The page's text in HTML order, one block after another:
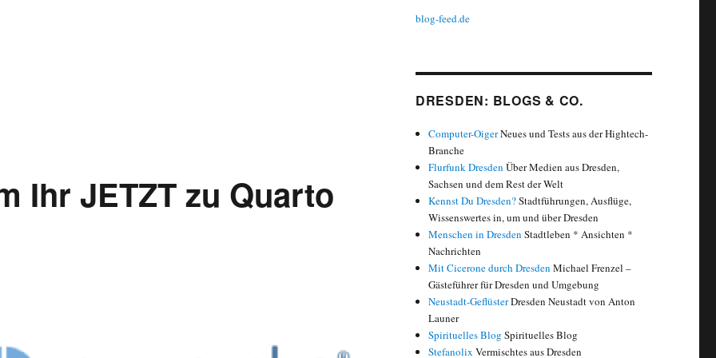
Ihr JETZT zu Quarto
blog-feed.de
DRESDEN: BLOGS & CO.
Computer-OigerNeues und Tests aus der Hightech-
Branche
Flurfunk Dresden Über Medien aus Dresden,
Sachsen und dem Rest der Welt
Kennst Du Dresden?Stadtführungen, Ausflüge,
Wissenswertes in, um und über Dresden
Menschen in Dresden Stadtleben * Ansichten *
Nachrichten
Mit Cicerone durch Dresden Michael Frenzel –
Gästeführer für Dresden und Umgebung
Neustadt-GeflüsterDresden Neustadt von Anton
Launer
Spirituelles Blog Spirituelles Blog
Stefanolix Vermischtes aus Dresden